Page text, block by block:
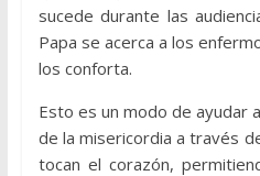
sucede durante las
Papa se acerca a los
los conforta.
Esto es un modo de ayudar
de la misericordia a través
tocan el corazón,